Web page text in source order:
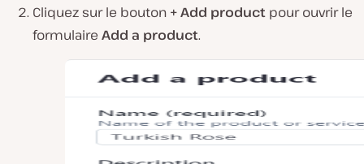
Cliquez sur le bouton + Add product pour ouvrir le
formulaire Add a product.